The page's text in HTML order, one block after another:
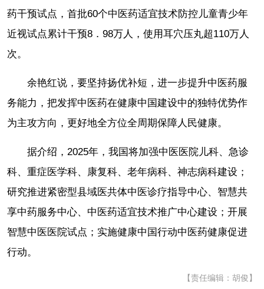
药干预试点，首批60个中医药适宜技术防控儿童青少年
近视试点累计干预8．98万人，使用耳穴压丸超110万人
次。
余艳红说，要坚持扬优补短，进一步提升中医药服
务能力，把发挥中医药在健康中国建设中的独特优势作
为主攻方向，更好地全方位全周期保障人民健康。
据介绍，2025年，我国将加强中医医院儿科、急诊
科、重症医学科、康复科、老年病科、神志病科建设；
研究推进紧密型县域医共体中医诊疗指导中心、智慧共
享中药服务中心、中医药适宜技术推广中心建设；开展
智慧中医医院试点；实施健康中国行动中医药健康促进
行动。
【责任编辑：胡俊】